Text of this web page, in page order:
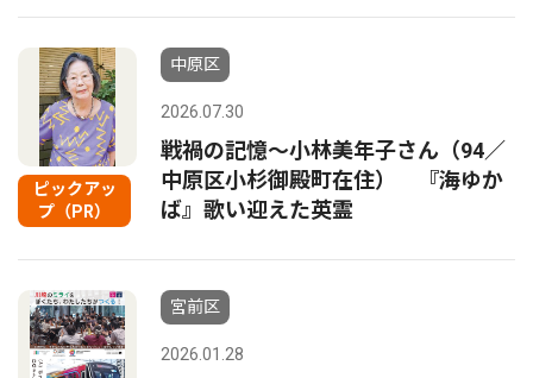
ピックアッ
プ（PR）
中原区
2026.07.30
戦禍の記憶〜小林美年子さん（94／
中原区小杉御殿町在住） 『海ゆか
ば』歌い迎えた英霊
宮前区
2026.01.28